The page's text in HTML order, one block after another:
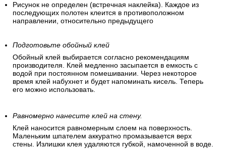
Рисунок не определен (встречная наклейка). Каждое из
последующих полотен клеится в противоположном
направлении, относительно предыдущего
Подготовьте обойный клей
Обойный клей выбирается согласно рекомендациям
производителя. Клей медленно засыпается в емкость с
водой при постоянном помешивании. Через некоторое
время клей набухнет и будет напоминать кисель. Теперь
его можно использовать.
Равномерно нанесите клей на стену.
Клей наносится равномерным слоем на поверхность.
Маленьким шпателем аккуратно промазывается верх
стены. Излишки клея удаляются губкой, намоченной в воде.